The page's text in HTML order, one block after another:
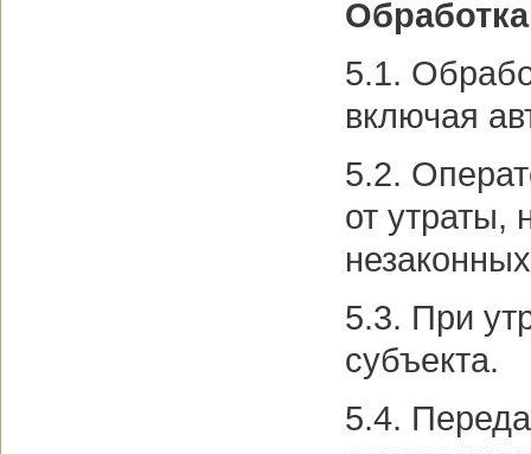
5.1.
включая
5.2.
от утраты,
5.3. При
субъекта.
5.4.